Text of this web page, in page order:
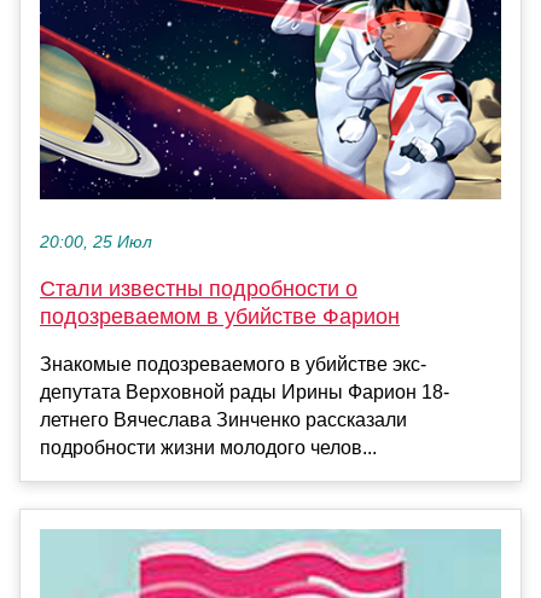
20:00, 25 Июл
Стали известны подробности о
подозреваемом в убийстве Фарион
Знакомые подозреваемого в убийстве экс-
депутата Верховной рады Ирины Фарион 18-
летнего Вячеслава Зинченко рассказали
подробности жизни молодого челов...